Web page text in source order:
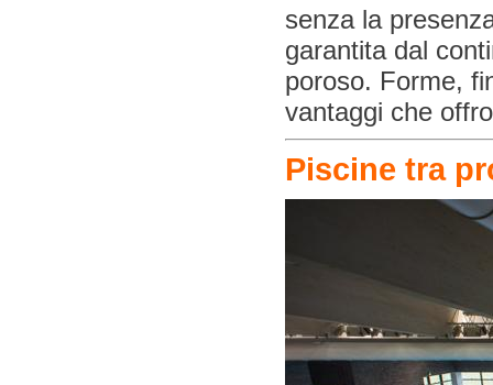
senza la
garantita dal
poroso. Forme,
vantaggi che
Piscine tra